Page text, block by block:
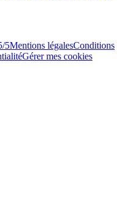
5Mentions légalesConditions
Gérer mes cookies